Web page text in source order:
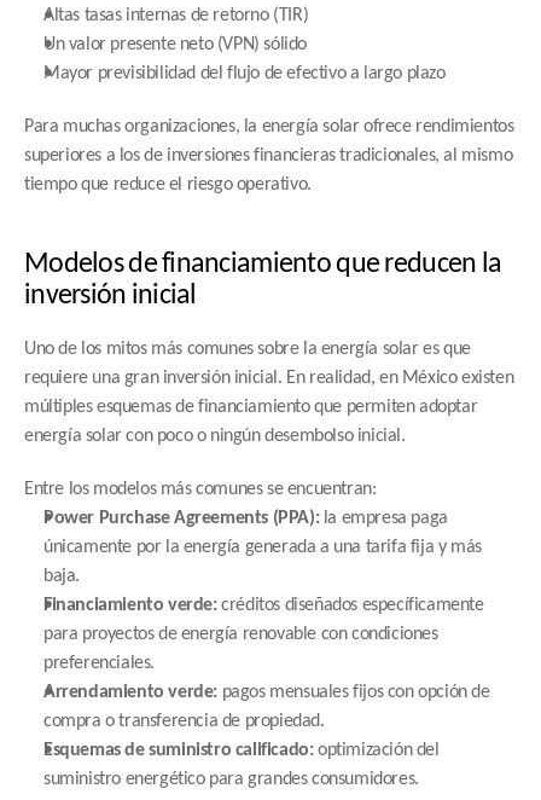
Altas tasas internas de retorno (TIR)
Un valor presente neto (VPN) sólido
Mayor previsibilidad del flujo de efectivo a largo plazo
Para muchas organizaciones, la energía solar ofrece rendimientos
superiores a los de inversiones financieras tradicionales, al mismo
tiempo que reduce el riesgo operativo.
Modelos de financiamiento que reducen la
inversión inicial
Uno de los mitos más comunes sobre la energía solar es que
requiere una gran inversión inicial. En realidad, en México existen
múltiples esquemas de financiamiento que permiten adoptar
energía solar con poco o ningún desembolso inicial.
Entre los modelos más comunes se encuentran:
Power Purchase Agreements (PPA): la empresa paga
únicamente por la energía generada a una tarifa fija y más
baja.
Financiamiento verde: créditos diseñados específicamente
para proyectos de energía renovable con condiciones
preferenciales.
Arrendamiento verde: pagos mensuales fijos con opción de
compra o transferencia de propiedad.
Esquemas de suministro calificado: optimización del
suministro energético para grandes consumidores.